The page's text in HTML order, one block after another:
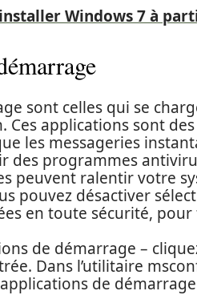
Windows 7 à
sont celles qui se
Ces applications sont
les messageries
des programmes
peuvent ralentir votre
pouvez désactiver
en toute sécurité, pour
de démarrage –
Dans l’utilitaire
de